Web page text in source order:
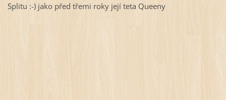
Splitu :-) jako před třemi roky její teta Queeny